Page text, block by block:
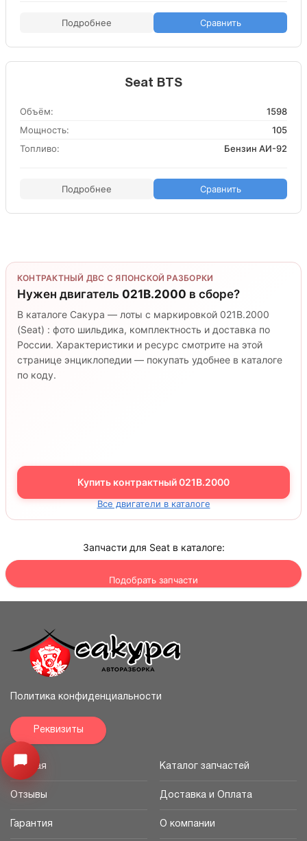
Подробнее Сравнить
Seat BTS
Объём:
1598
Мощность:
105
Топливо:
Бензин АИ-92
Подробнее Сравнить
КОНТРАКТНЫЙ ДВС С ЯПОНСКОЙ РАЗБОРКИ
Нужен двигатель 021B.2000 в сборе?
В каталоге Сакура — лоты с маркировкой 021B.2000
(Seat) : фото шильдика, комплектность и доставка по
России. Характеристики и ресурс смотрите на этой
странице энциклопедии — покупать удобнее в каталоге
по коду.
Купить контрактный 021B.2000
Все двигатели в каталоге
Запчасти для Seat в каталоге:
Подобрать запчасти
Узнайте цену запчасти -> Открыть меню
Политика конфиденциальности
Реквизиты
Главная Каталог запчастей
Отзывы Доставка и Оплата
Гарантия О компании